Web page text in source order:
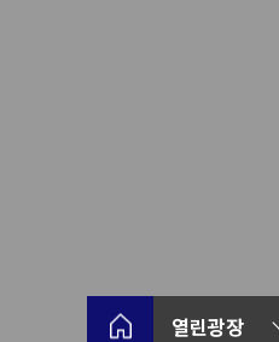
열린광장